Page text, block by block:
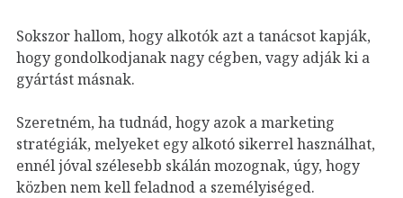
Sokszor hallom, hogy alkotók azt a tanácsot kapják,
hogy gondolkodjanak nagy cégben, vagy adják ki a
gyártást másnak.
Szeretném, ha tudnád, hogy azok a marketing
stratégiák, melyeket egy alkotó sikerrel használhat,
ennél jóval szélesebb skálán mozognak, úgy, hogy
közben nem kell feladnod a személyiséged.